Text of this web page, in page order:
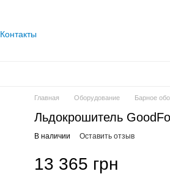
Контакты
Главная Оборудование Барное
Льдокрошитель
В наличии Оставить отзыв
13 365 грн